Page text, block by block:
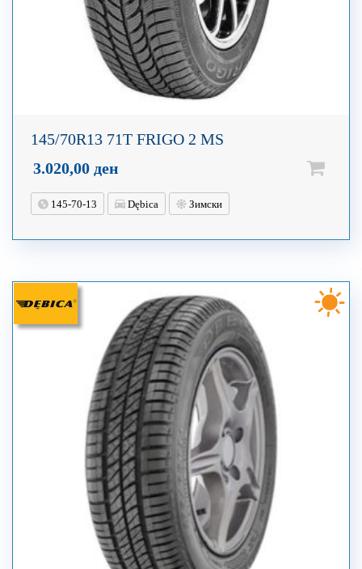
145/70R13 71T FRIGO 2 MS
3.020,00 ден
145-70-13 Dębica Зимски